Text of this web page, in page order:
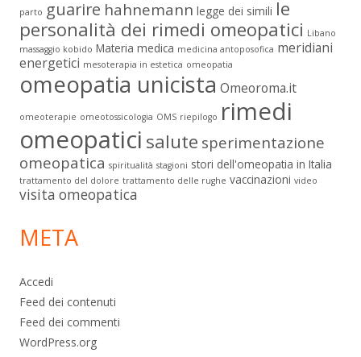
parto guarire hahnemann legge dei simili le
personalità dei rimedi omeopatici Libano
massaggio kobido Materia medica medicina antoposofica meridiani
energetici mesoterapia in estetica omeopatia
omeopatia unicista Omeoroma.it
omeoterapie omeotossicologia OMS riepilogo rimedi
omeopatici salute sperimentazione
omeopatica spiritualità stagioni stori dell'omeopatia in Italia
trattamento del dolore trattamento delle rughe vaccinazioni video
visita omeopatica
META
Accedi
Feed dei contenuti
Feed dei commenti
WordPress.org